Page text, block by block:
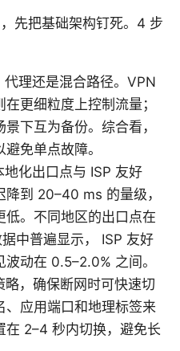
先把基础架构钉死。4 步
理还是混合路径。VPN
更细粒度上控制流量；
下互为备份。综合看，
免单点故障。
化出口点与 ISP 友好
到 20–40 ms 的量级，
低。不同地区的出口点在
中普遍显示， ISP 友好
动在 0.5–2.0% 之间。
，确保断网时可快速切
应用端口和地理标签来
在 2–4 秒内切换，避免长